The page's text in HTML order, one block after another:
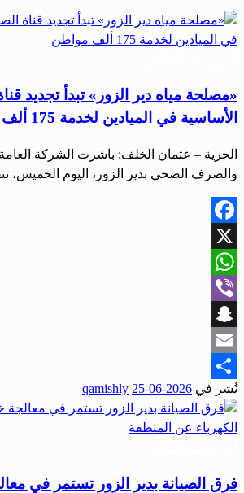
«مصلحة مياه دير الزور» تبدأ تجديد
الأساسية في الميادين لخدمة 175 ألف مواطن
الحرية – عثمان الخلف: باشرت الشركة
والصرف الصحي بدير الزور، اليوم الخميس،
Facebook
X
WhatsApp
Viber
Snapchat
Email
Share
نُشر في 2026-06-25
qamishly
فرق الصيانة بدير الزور تستمر في